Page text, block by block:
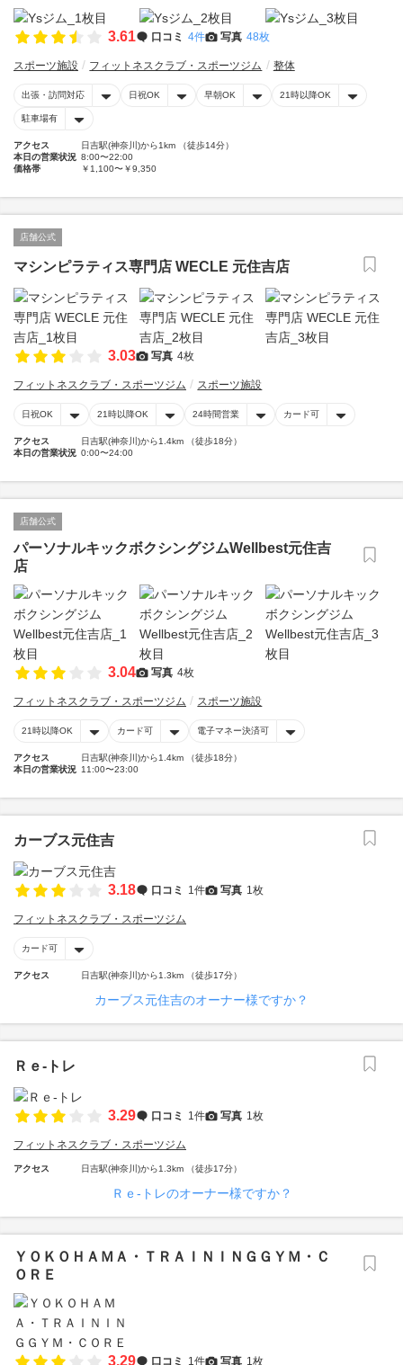
3.61 口コミ 4件 写真 48枚
スポーツ施設 フィットネスクラブ・スポーツジム 整体
出張・訪問対応 日祝OK 早朝OK 21時以降OK
駐車場有
アクセス
日吉駅(神奈川)から1km （徒歩14分）
本日の営業状況 8:00〜22:00
価格帯
￥1,100〜￥9,350
店舗公式
マシンピラティス専門店 WECLE 元住吉店
3.03 写真 4枚
フィットネスクラブ・スポーツジム スポーツ施設
日祝OK 21時以降OK 24時間営業 カード可
アクセス
日吉駅(神奈川)から1.4km （徒歩18分）
本日の営業状況 0:00〜24:00
店舗公式
パーソナルキックボクシングジムWellbest元住吉
店
3.04 写真 4枚
フィットネスクラブ・スポーツジム スポーツ施設
21時以降OK カード可 電子マネー決済可
アクセス
日吉駅(神奈川)から1.4km （徒歩18分）
本日の営業状況 11:00〜23:00
カーブス元住吉
3.18 口コミ 1件 写真 1枚
フィットネスクラブ・スポーツジム
カード可
アクセス 日吉駅(神奈川)から1.3km （徒歩17分）
カーブス元住吉のオーナー様ですか？
Ｒｅ‐トレ
3.29 口コミ 1件 写真 1枚
フィットネスクラブ・スポーツジム
アクセス 日吉駅(神奈川)から1.3km （徒歩17分）
Ｒｅ‐トレのオーナー様ですか？
ＹＯＫＯＨＡＭＡ・ＴＲＡＩＮＩＮＧＧＹＭ・Ｃ
ＯＲＥ
3.29 口コミ 1件 写真 1枚